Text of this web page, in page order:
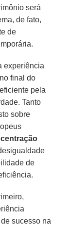
será
de fato,
de
experiência
no final do
pela
Tanto
sobre
de
sucesso na